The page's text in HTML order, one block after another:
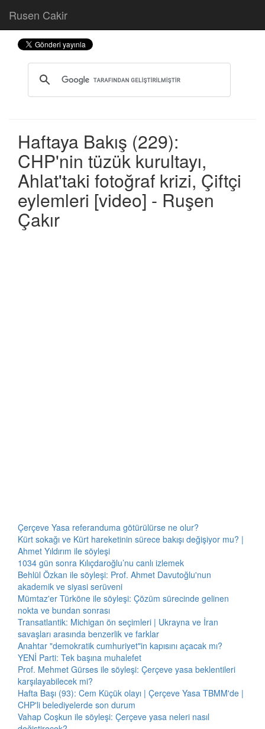
Rusen Cakir
Haftaya Bakış (229):
CHP'nin tüzük kurultayı,
Ahlat'taki fotoğraf krizi, Çiftçi
eylemleri [video] - Ruşen
Çakır
Çerçeve Yasa referanduma götürülürse ne olur?
Kürt sokağı ve Kürt hareketinin sürece bakışı değişiyor mu? |
Ahmet Yıldırım ile söyleşi
1034 gün sonra Kılıçdaroğlu’nu canlı izlemek
Behlül Özkan ile söyleşi: Prof. Ahmet Davutoğlu'nun
akademik ve siyasi serüveni
Mümtaz'er Türköne ile söyleşi: Çözüm sürecinde gelinen
nokta ve bundan sonrası
Transatlantik: Michigan ön seçimleri | Ukrayna ve İran
savaşları arasında benzerlik ve farklar
Anahtar "demokratik cumhuriyet"in kapısını açacak mı?
YENİ Parti: Tek başına muhalefet
Prof. Mehmet Gürses ile söyleşi: Çerçeve yasa beklentileri
karşılayabilecek mi?
Hafta Başı (93): Cem Küçük olayı | Çerçeve Yasa TBMM'de |
CHP'li belediyelerde son durum
Vahap Coşkun ile söyleşi: Çerçeve yasa neleri nasıl